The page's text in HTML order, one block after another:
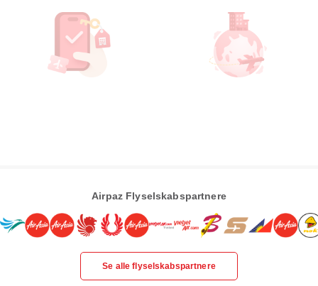
Airpaz Flyselskabspartnere
Se alle flyselskabspartnere